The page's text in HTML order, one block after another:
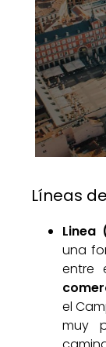
Líneas
Linea
una
entre
el
muy